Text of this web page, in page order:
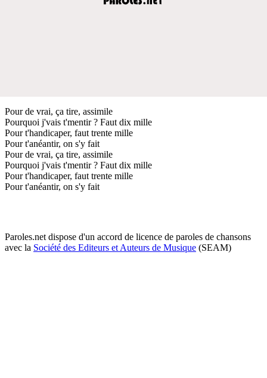
Pour de vrai, ça tire, assimile
Pourquoi j'vais t'mentir ? Faut dix mille
Pour t'handicaper, faut trente mille
Pour t'anéantir, on s'y fait
Pour de vrai, ça tire, assimile
Pourquoi j'vais t'mentir ? Faut dix mille
Pour t'handicaper, faut trente mille
Pour t'anéantir, on s'y fait
Paroles.net dispose d'un accord de licence de paroles de chansons
avec la Société des Editeurs et Auteurs de Musique (SEAM)